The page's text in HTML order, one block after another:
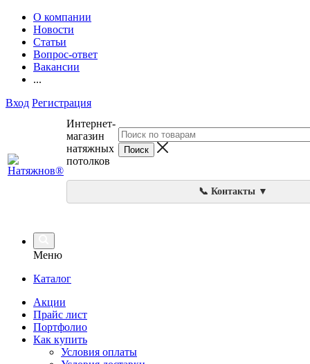
О компании
Новости
Статьи
Вопрос-ответ
Вакансии
...
Вход Регистрация
Интернет-
магазин
натяжных
потолков
📞 Контакты ▼
Меню
Каталог
Акции
Прайс лист
Портфолио
Как купить
Условия оплаты